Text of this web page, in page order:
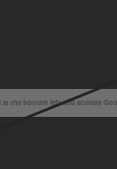
the bottom left and activate